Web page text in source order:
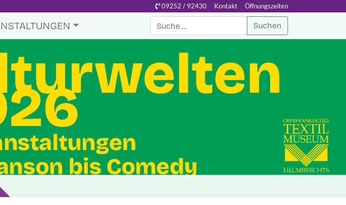
09252 / 92430 Kontakt Öffnungszeiten
Suchen